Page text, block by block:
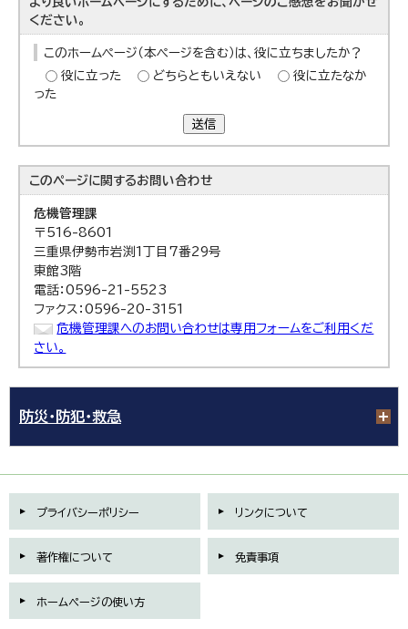
ください。
このホームページ（本ページを含む）は、役に立ちましたか？
役に立った
どちらともいえない
役に立たなか
った
送信
このページに関するお問い合わせ
危機管理課
〒516-8601
三重県伊勢市岩渕1丁目7番29号
東館3階
電話：0596-21-5523
ファクス：0596-20-3151
危機管理課へのお問い合わせは専用フォームをご利用くだ
さい。
防災・防犯・救急
プライバシーポリシー リンクについて
著作権について 免責事項
ホームページの使い方